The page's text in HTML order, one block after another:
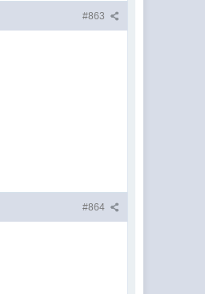
#863
#864